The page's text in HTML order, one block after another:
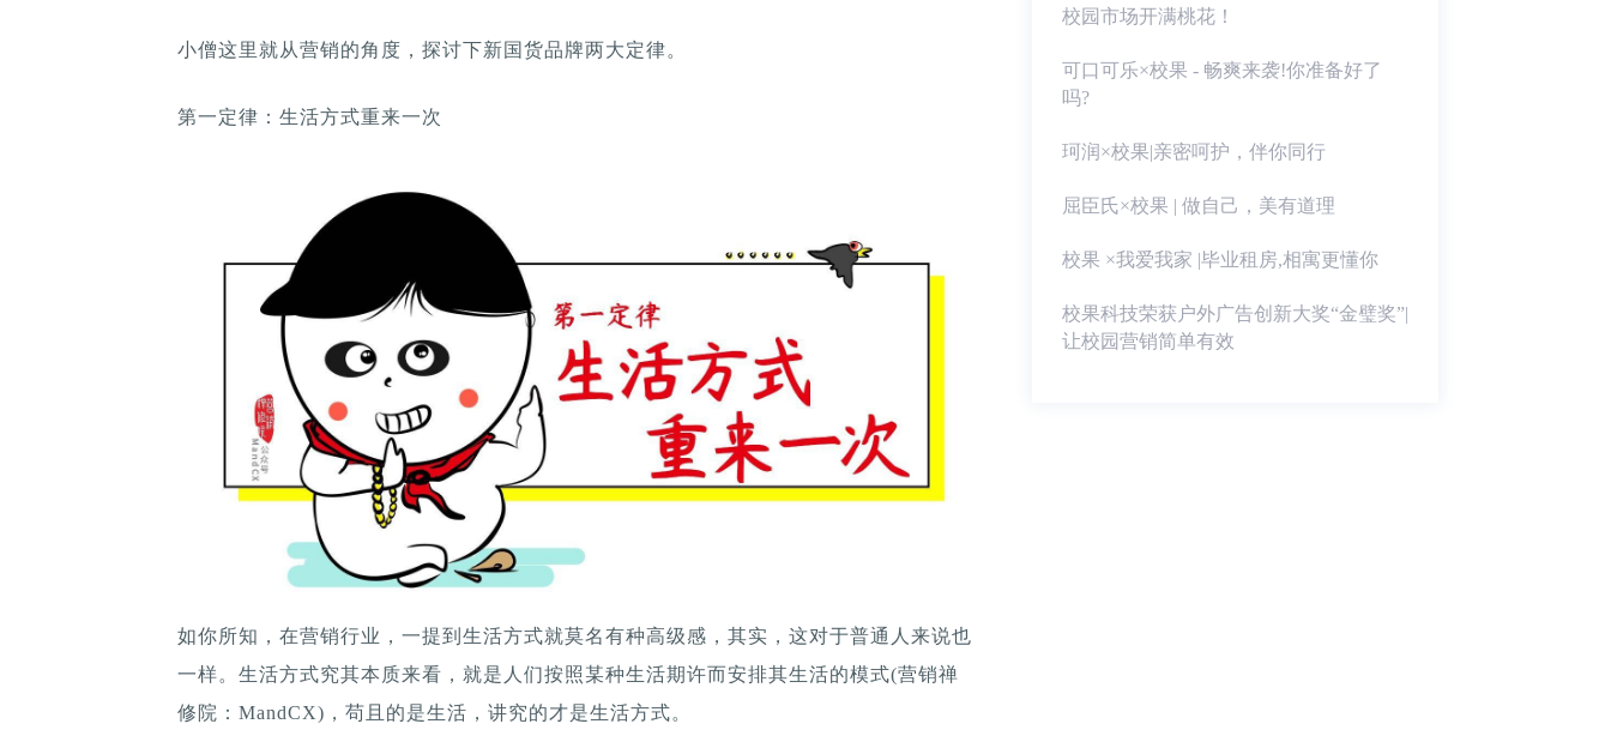
小僧这里就从营销的角度，探讨下新国货品牌两大定律。
第一定律：生活方式重来一次
如你所知，在营销行业，一提到生活方式就莫名有种高级感，其实，这对于普通人来说也
一样。生活方式究其本质来看，就是人们按照某种生活期许而安排其生活的模式(营销禅
修院：MandCX)，苟且的是生活，讲究的才是生活方式。
校园市场开满桃花！
可口可乐×校果 - 畅爽来袭!你准备好了
吗?
珂润×校果|亲密呵护，伴你同行
屈臣氏×校果 | 做自己，美有道理
校果 ×我爱我家 |毕业租房,相寓更懂你
校果科技荣获户外广告创新大奖“金璧奖”|
让校园营销简单有效